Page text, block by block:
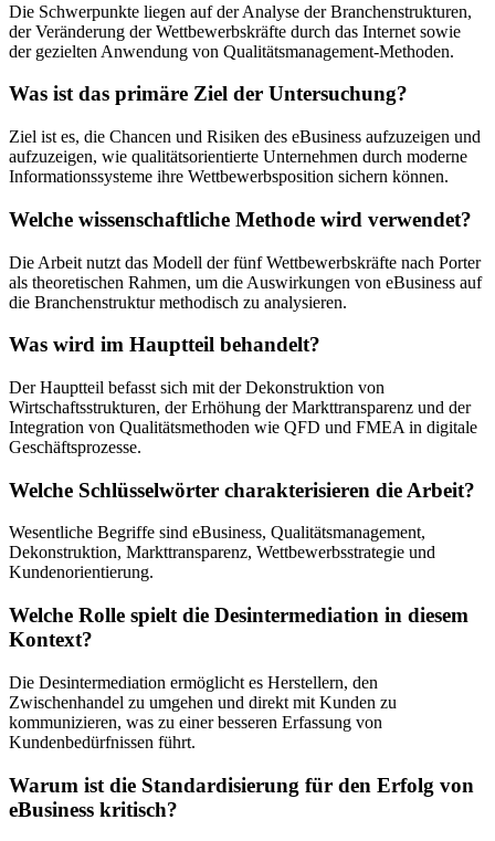
Die Schwerpunkte liegen auf der Analyse der Branchenstrukturen,
der Veränderung der Wettbewerbskräfte durch das Internet sowie
der gezielten Anwendung von Qualitätsmanagement-Methoden.
Was ist das primäre Ziel der Untersuchung?
Ziel ist es, die Chancen und Risiken des eBusiness aufzuzeigen und
aufzuzeigen, wie qualitätsorientierte Unternehmen durch moderne
Informationssysteme ihre Wettbewerbsposition sichern können.
Welche wissenschaftliche Methode wird verwendet?
Die Arbeit nutzt das Modell der fünf Wettbewerbskräfte nach Porter
als theoretischen Rahmen, um die Auswirkungen von eBusiness auf
die Branchenstruktur methodisch zu analysieren.
Was wird im Hauptteil behandelt?
Der Hauptteil befasst sich mit der Dekonstruktion von
Wirtschaftsstrukturen, der Erhöhung der Markttransparenz und der
Integration von Qualitätsmethoden wie QFD und FMEA in digitale
Geschäftsprozesse.
Welche Schlüsselwörter charakterisieren die Arbeit?
Wesentliche Begriffe sind eBusiness, Qualitätsmanagement,
Dekonstruktion, Markttransparenz, Wettbewerbsstrategie und
Kundenorientierung.
Welche Rolle spielt die Desintermediation in diesem
Kontext?
Die Desintermediation ermöglicht es Herstellern, den
Zwischenhandel zu umgehen und direkt mit Kunden zu
kommunizieren, was zu einer besseren Erfassung von
Kundenbedürfnissen führt.
Warum ist die Standardisierung für den Erfolg von
eBusiness kritisch?